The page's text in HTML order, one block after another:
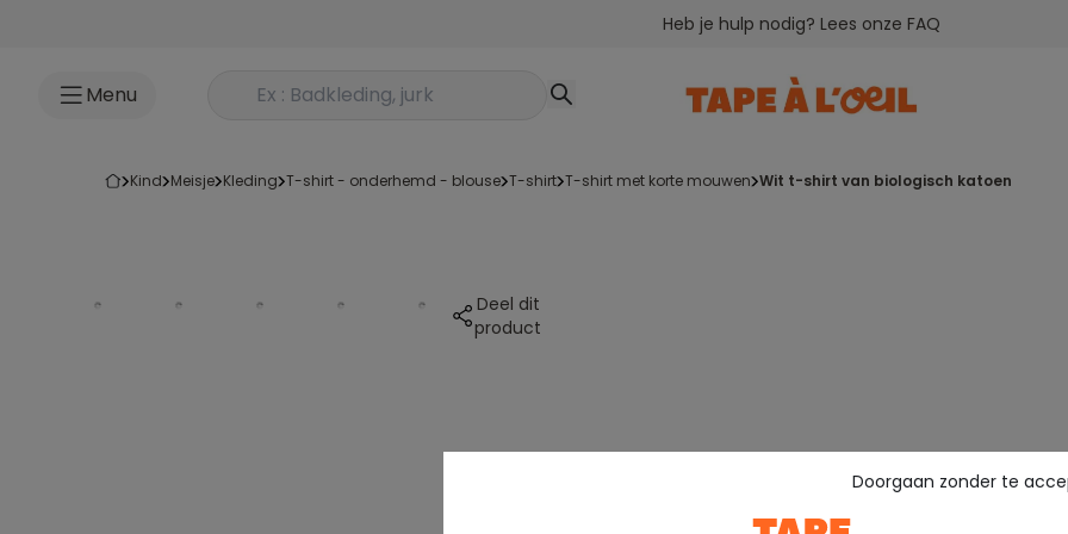
Heb je hulp nodig? Lees onze FAQ
Menu Rechercher un produit
kind meisje kleding t-shirt - onderhemd - blouse t-shirt t-shirt met korte mouwen wit t-shirt van biologisch katoen
Deel dit
product
Doorgaan zonder te